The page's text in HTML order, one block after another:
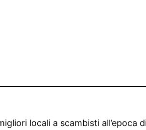
locali a scambisti all’epoca